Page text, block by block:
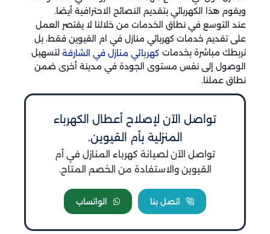
ويقوم هذا الكهربائي بتقديم النصائح الاحترافية أيضا.
عند التوسع في نطاق الخدمات من خلالنا لا يقتصر العمل
على تقديم خدمات كهربائي منازل في ام القيوين فقط، بل
نربطك مباشرة بخدمات كهربائي منازل في الشارقة لتسهيل
الوصول إلى نفس مستوى الجودة في مدينة أخرى ضمن
نطاق عملنا.
تواصل الآن لإصلاح أعطال الكهرباء
المنزلية بأم القيوين.
تواصل الآن لصيانة كهرباء المنازل في أم
القيوين والاستفادة من الخصم المتاح.
اتصل بنا الواتساب